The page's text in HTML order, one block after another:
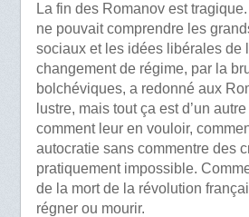
La fin des Romanov est
ne pouvait comprendre les
sociaux et les idées libérales de
changement de régime, par la
bolchéviques, a redonné aux
lustre, mais tout ça est d’un
comment leur en vouloir,
autocratie sans commentre des
pratiquement impossible.
de la mort de la révolution
régner ou mourir.